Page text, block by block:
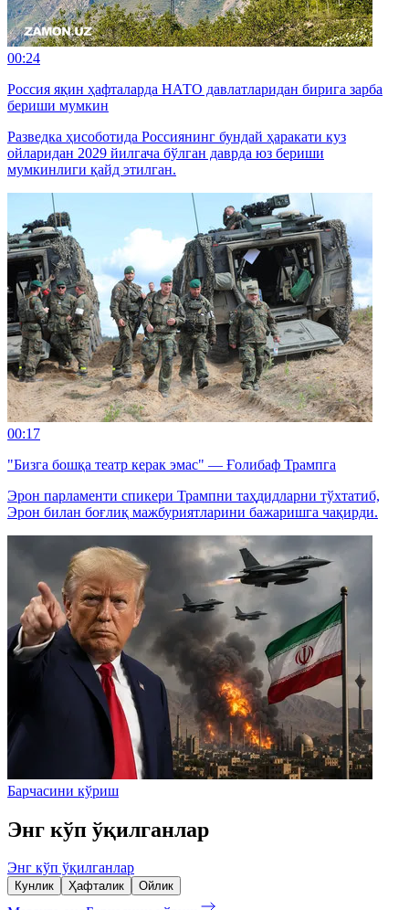
00:24
Россия яқин ҳафталарда НАТО давлатларидан бирига зарба
бериши мумкин
Разведка ҳисоботида Россиянинг бундай ҳаракати куз
ойларидан 2029 йилгача бўлган даврда юз бериши
мумкинлиги қайд этилган.
00:17
"Бизга бошқа театр керак эмас" — Ғолибаф Трампга
Эрон парламенти спикери Трампни таҳдидларни тўхтатиб,
Эрон билан боғлиқ мажбуриятларини бажаришга чақирди.
Барчасини кўриш
Энг кўп ўқилганлар
Энг кўп ўқилганлар
Кунлик Ҳафталик Ойлик